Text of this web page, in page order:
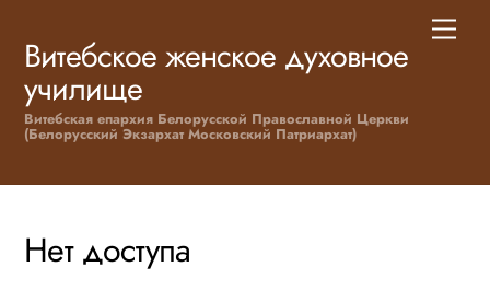
content
Витебское женское духовное
училище
Витебская епархия Белорусской Православной Церкви
(Белорусский Экзархат Московский Патриархат)
Нет доступа